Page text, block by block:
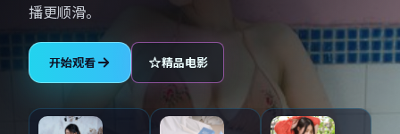
播更顺滑。
开始观看 精品电影